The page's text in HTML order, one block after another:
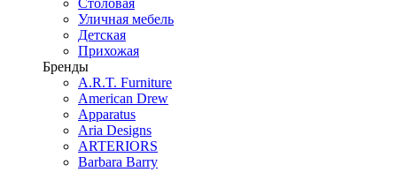
Столовая
Уличная мебель
Детская
Прихожая
Бренды
A.R.T. Furniture
American Drew
Apparatus
Aria Designs
ARTERIORS
Barbara Barry